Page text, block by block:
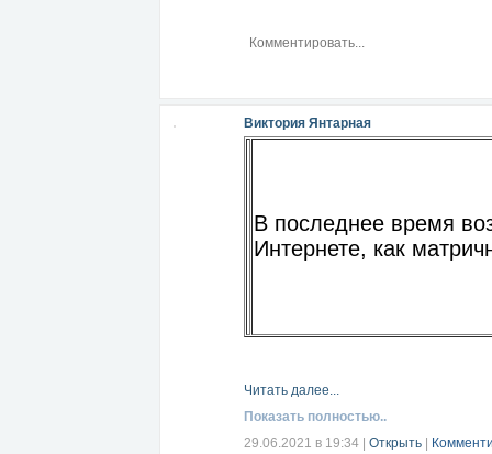
Виктория Янтарная
В последнее время
Интернете, как
Читать далее...
Показать полностью..
29.06.2021 в 19:34
Открыть